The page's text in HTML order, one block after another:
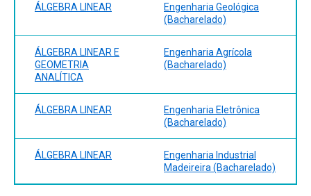
ÁLGEBRA LINEAR
Engenharia Geológica
(Bacharelado)
ÁLGEBRA LINEAR E
GEOMETRIA
ANALÍTICA
Engenharia Agrícola
(Bacharelado)
ÁLGEBRA LINEAR
Engenharia Eletrônica
(Bacharelado)
ÁLGEBRA LINEAR
Engenharia Industrial
Madeireira (Bacharelado)